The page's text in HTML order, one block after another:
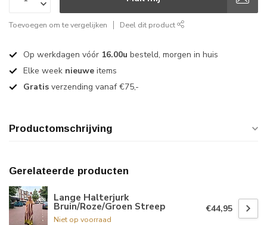
Toevoegen om te vergelijken Deel dit product
Op werkdagen vóór 16.00u besteld, morgen in huis
Elke week nieuwe items
Gratis verzending vanaf €75,-
Productomschrijving
Gerelateerde producten
Lange Halterjurk
Bruin/Roze/Groen Streep
Niet op voorraad
€44,95